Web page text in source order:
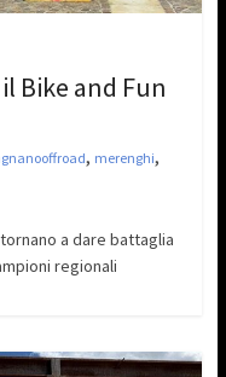
Bike and Fun
, merenghi,
a dare battaglia
regionali